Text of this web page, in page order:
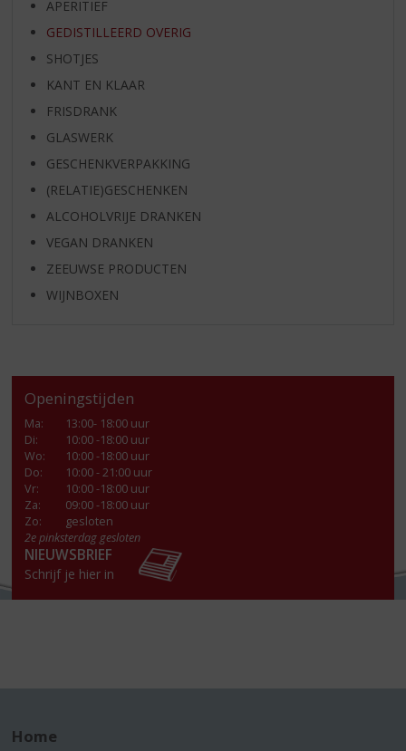
APERITIEF
GEDISTILLEERD OVERIG
SHOTJES
KANT EN KLAAR
FRISDRANK
GLASWERK
GESCHENKVERPAKKING
(RELATIE)GESCHENKEN
ALCOHOLVRIJE DRANKEN
VEGAN DRANKEN
ZEEUWSE PRODUCTEN
WIJNBOXEN
Openingstijden
Ma:
13:00- 18:00 uur
Di:
10:00 -18:00 uur
Wo:
10:00 -18:00 uur
Do:
10:00 - 21:00 uur
Vr:
10:00 -18:00 uur
Za:
09:00 -18:00 uur
Zo:
gesloten
2e pinksterdag gesloten
NIEUWSBRIEF
Schrijf je hier in
Home